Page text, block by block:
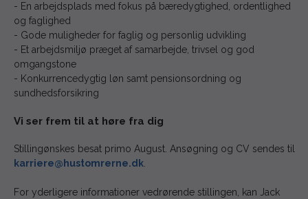
- En arbejdsplads med fokus på bæredygtighed, ordentlighed
og faglighed
- Gode muligheder for faglig og personlig udvikling
- Et arbejdsmiljø præget af samarbejde, trivsel og god
omgangstone
- Konkurrencedygtig løn samt pensionsordning og
sundhedsforsikring
Vi ser frem til at høre fra dig
Stillingønskes besat primo August. Ansøgning og CV sendes til
karriere@hustomrerne.dk.
For yderligere informationer vedrørende stillingen, kan Jack